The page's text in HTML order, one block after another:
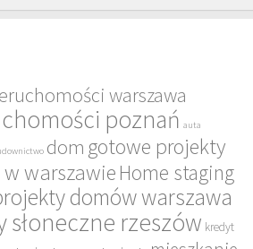
warszawa
poznań auta
dom gotowe projekty
warszawie Home staging
domów warszawa
rzeszów kredyt